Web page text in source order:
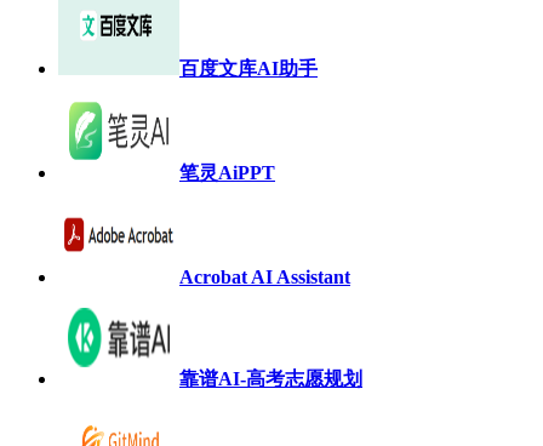
百度文库AI助手
笔灵AiPPT
Acrobat AI Assistant
靠谱AI-高考志愿规划